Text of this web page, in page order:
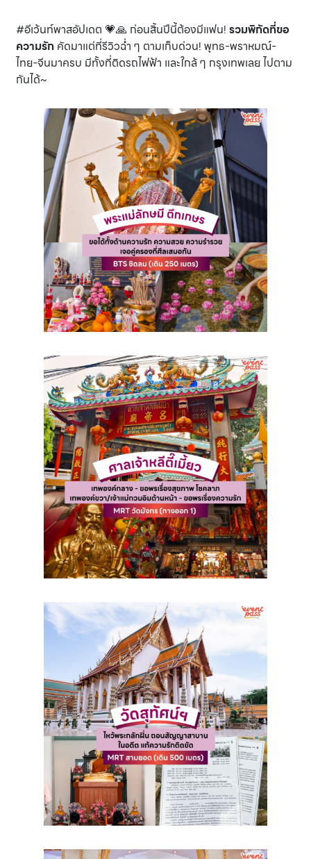
#อีเว้นท์พาสอัปเดต 💗🙏 ก่อนสิ้นปีนี้ต้องมีแฟน! รวมพิกัดที่ขอ
ความรัก คัดมาแต่ที่รีวิวฉ่ำ ๆ ตามเก็บด่วน! พุทธ-พราหมณ์-
ไทย-จีนมาครบ มีทั้งที่ติดรถไฟฟ้า และใกล้ ๆ กรุงเทพเลย ไปตาม
กันได้~